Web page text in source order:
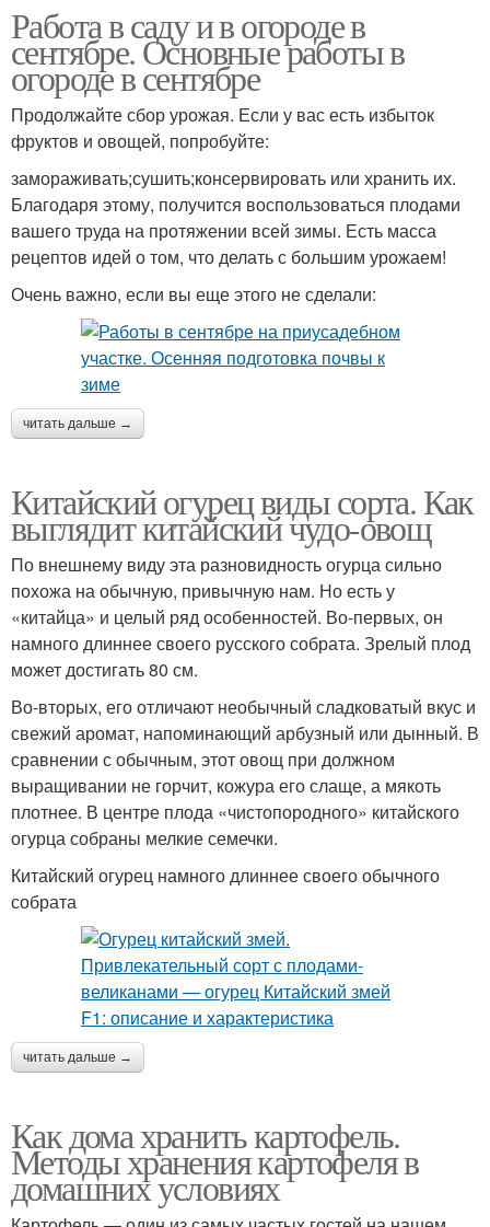
Работа в саду и в огороде в
сентябре. Основные работы в
огороде в сентябре
Продолжайте сбор урожая. Если у вас есть избыток
фруктов и овощей, попробуйте:
замораживать;сушить;консервировать или хранить их.
Благодаря этому, получится воспользоваться плодами
вашего труда на протяжении всей зимы. Есть масса
рецептов идей о том, что делать с большим урожаем!
Очень важно, если вы еще этого не сделали:
читать дальше →
Китайский огурец виды сорта. Как
выглядит китайский чудо-овощ
По внешнему виду эта разновидность огурца сильно
похожа на обычную, привычную нам. Но есть у
«китайца» и целый ряд особенностей. Во-первых, он
намного длиннее своего русского собрата. Зрелый плод
может достигать 80 см.
Во-вторых, его отличают необычный сладковатый вкус и
свежий аромат, напоминающий арбузный или дынный. В
сравнении с обычным, этот овощ при должном
выращивании не горчит, кожура его слаще, а мякоть
плотнее. В центре плода «чистопородного» китайского
огурца собраны мелкие семечки.
Китайский огурец намного длиннее своего обычного
собрата
читать дальше →
Как дома хранить картофель.
Методы хранения картофеля в
домашних условиях